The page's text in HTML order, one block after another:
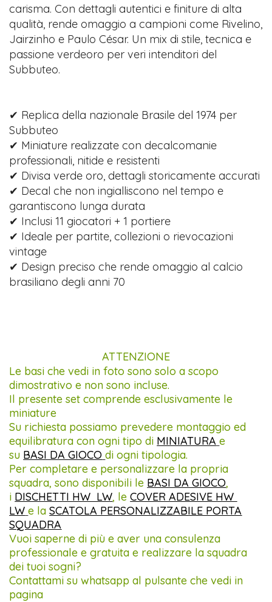
carisma. Con dettagli autentici e finiture di alta
qualità, rende omaggio a campioni come Rivelino,
Jairzinho e Paulo César. Un mix di stile, tecnica e
passione verdeoro per veri intenditori del
Subbuteo.
✔ Replica della nazionale Brasile del 1974 per
Subbuteo
✔ Miniature realizzate con decalcomanie
professionali, nitide e resistenti
✔ Divisa verde oro, dettagli storicamente accurati
✔ Decal che non ingialliscono nel tempo e
garantiscono lunga durata
✔ Inclusi 11 giocatori + 1 portiere
✔ Ideale per partite, collezioni o rievocazioni
vintage
✔ Design preciso che rende omaggio al calcio
brasiliano degli anni 70
ATTENZIONE
Le basi che vedi in foto sono solo a scopo
dimostrativo e non sono incluse.
Il presente set comprende esclusivamente le
miniature
Su richiesta possiamo prevedere montaggio ed
equilibratura con ogni tipo di MINIATURA e
su BASI DA GIOCO di ogni tipologia.
Per completare e personalizzare la propria
squadra, sono disponibili le BASI DA GIOCO,
i DISCHETTI HW LW, leCOVER ADESIVE HW
LW e laSCATOLA PERSONALIZZABILE PORTA
SQUADRA
Vuoi saperne di più e aver una consulenza
professionale e gratuita e realizzare la squadra
dei tuoi sogni?
Contattami su whatsapp al pulsante che vedi in
pagina